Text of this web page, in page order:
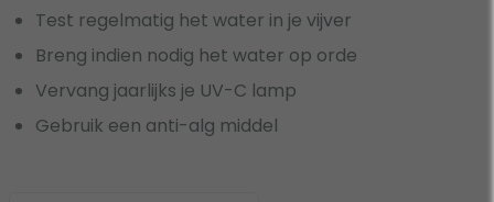
Test regelmatig het water in je vijver
Breng indien nodig het water op orde
Vervang jaarlijks je UV-C lamp
Gebruik een anti-alg middel